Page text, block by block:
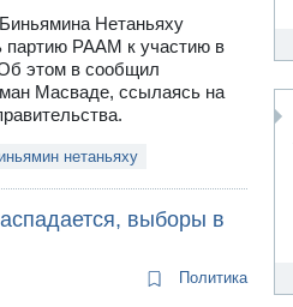
Нетаньяху
партию РААМ к участию в
этом в сообщил
Масваде, ссылаясь на
нетаньяху
выборы в
Политика